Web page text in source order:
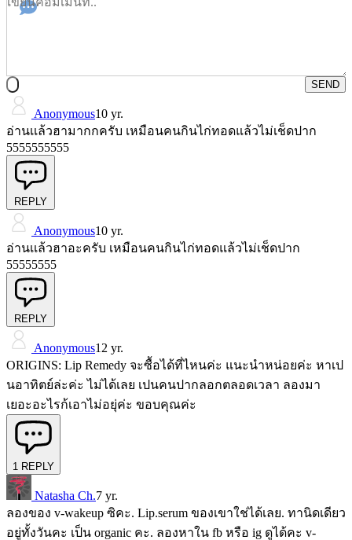
SEND
Anonymous10 yr.
อ่านเเล้วฮามากกครับ เหมือนคนกินไก่ทอดแล้วไม่เช็ดปาก
5555555555
REPLY
Anonymous10 yr.
อ่านเเล้วฮาอะครับ เหมือนคนกินไก่ทอดแล้วไม่เช็ดปาก
55555555
REPLY
Anonymous12 yr.
ORIGINS: Lip Remedy จะซื้อได้ที่ไหนค่ะ แนะนำหน่อยค่ะ หาเป
นอาทิตย์ล่ะค่ะ ไม่ได้เลย เปนคนปากลอกตลอดเวลา ลองมา
เยอะอะไรก้เอาไม่อยุ่ค่ะ ขอบคุณค่ะ
1 REPLY
Natasha Ch.7 yr.
ลองของ v-wakeup ซิคะ. Lip.serum ของเขาใช่ได้เลย. ทานิดเดียว
อยู่ทั้งวันคะ เป็น organic คะ. ลองหาใน fb หรือ ig ดูได้คะ v-